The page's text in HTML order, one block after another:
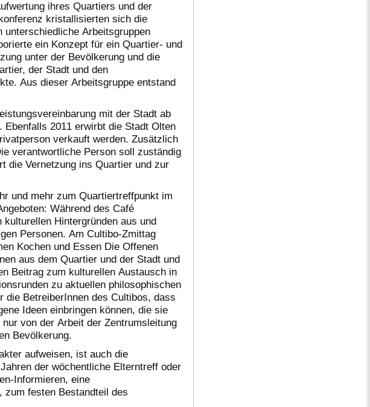
ihres Quartiers und der
kristallisierten sich die
unterschiedliche Arbeitsgruppen
ein Konzept für ein Quartier- und
unter der Bevölkerung und die
der Stadt und den
Aus dieser Arbeitsgruppe entstand
mit der Stadt ab
Ebenfalls 2011 erwirbt die Stadt Olten
verkauft werden. Zusätzlich
verantwortliche Person soll zuständig
die Vernetzung ins Quartier und zur
und mehr zum Quartiertreffpunkt im
Während des Café
Hintergründen aus und
Personen. Am Cultibo-Zmittag
Kochen und Essen Die Offenen
aus dem Quartier und der Stadt und
Beitrag zum kulturellen Austausch in
zu aktuellen philosophischen
BetreiberInnen des Cultibos, dass
Ideen einbringen können, die sie
von der Arbeit der Zentrumsleitung
Bevölkerung.
aufweisen, ist auch die
der wöchentliche Elterntreff oder
Informieren, eine
zum festen Bestandteil des